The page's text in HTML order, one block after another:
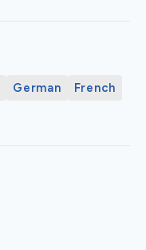
German
French